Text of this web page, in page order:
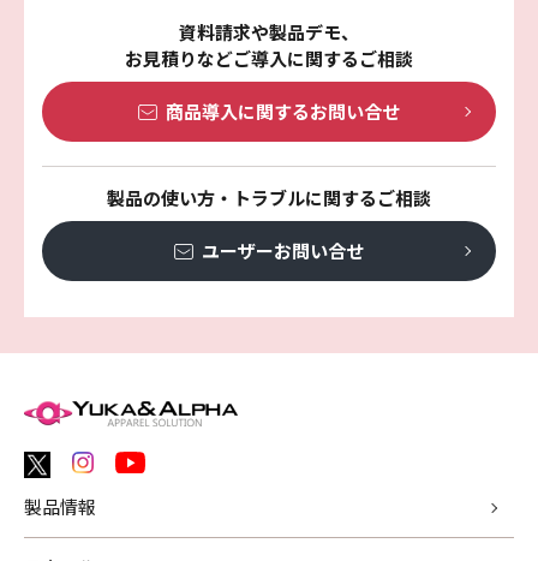
資料請求や製品デモ、
お見積りなどご導入に関するご相談
商品導入に関するお問い合せ
製品の使い方・トラブルに関するご相談
ユーザーお問い合せ
製品情報